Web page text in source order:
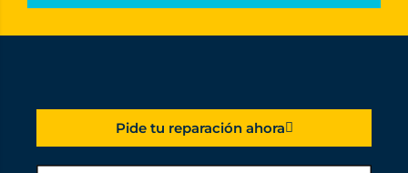
Pide tu reparación ahora